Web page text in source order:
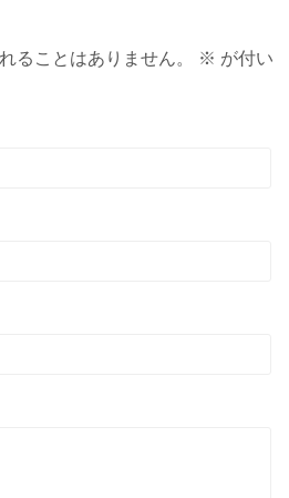
ることはありません。 ※ が付い